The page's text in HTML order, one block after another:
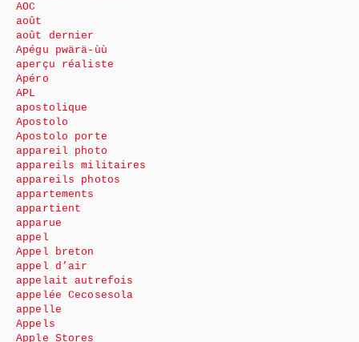
AOC
août
août dernier
Apégu pwärä-ùù
aperçu réaliste
Apéro
APL
apostolique
Apostolo
Apostolo porte
appareil photo
appareils militaires
appareils photos
appartements
appartient
apparue
appel
Appel breton
appel d’air
appelait autrefois
appelée Cecosesola
appelle
Appels
Apple Stores